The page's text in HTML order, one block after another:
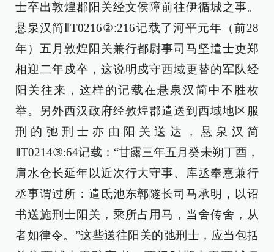
士卒出敦煌郡阳关经文侯障前往伊循城之事。
悬泉汉简ⅡT0216②:216记载了河平元年（前28
年）五月敦煌阳关兼行都尉事司马坚遣士吏郑
相迎二年戍卒，这说明戍守西域更替的军队经
阳关往来，这样的记载在悬泉汉简中不胜枚
举。另外西汉政府经敦煌郡遣送到西域地区服
刑的弛刑士亦由阳关送达，悬泉汉简
ⅡT0214③:64记载：“甘露三年五月癸未朔丁酉，
肩水仓长延年以近次行大守事、库丞奉憙兼行
丞事谓过所：遣氐池东鄣隧长司马承明，以诏
书送施刑士阳关，乘所占用马，当舍传舍，从
者如律令。”这些送往阳关的弛刑士，应当包括